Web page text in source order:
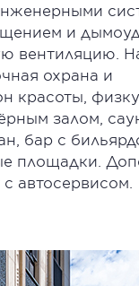
и
вентиляцию.
охрана и
красоты,
залом,
бар с
площадки.
автосервисом.